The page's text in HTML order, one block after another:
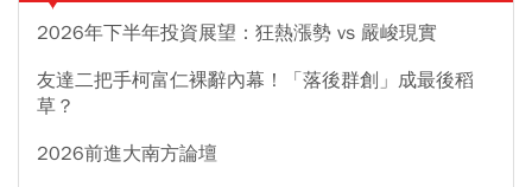
2026年下半年投資展望：狂熱漲勢 vs 嚴峻現實
友達二把手柯富仁裸辭內幕！「落後群創」成最後稻
草？
2026前進大南方論壇